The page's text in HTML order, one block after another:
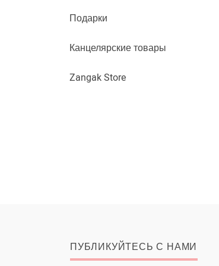
Подарки
Канцелярские товары
Zangak Store
ПУБЛИКУЙТЕСЬ С НАМИ